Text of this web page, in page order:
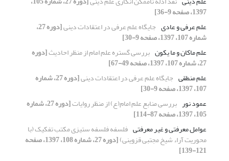
1397، صفحه 9-36]
علم عرفی و عادی جایگاه علم عرفی در اعتقادات دینی [دوره 27،
شماره 107، 1397، صفحه 9-30]
علم ماکان و ما یکون بررسی گستره علم امام از منظر احادیث[دوره
27، شماره 107، 1397، صفحه 49-67]
علم منطقی جایگاه علم عرفی در اعتقادات دینی [دوره 27، شماره
107، 1397، صفحه 9-30]
عمود نور بررسی منابع علم امام(ع) از منظر روایات [دوره 27، شماره
105، 1397، صفحه 87-114]
عوامل معرفتی و غیر معرفتی فلسفه‌ فلسفه ستیزی مکتب تفکیک (با
محوریت آراء شیخ مجتبی قزوینی) [دوره 27، شماره 108، 1397، صفحه
121-139]